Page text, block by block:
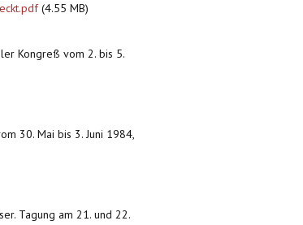
(4.55 MB)
Kongreß vom 2. bis 5.
30. Mai bis 3. Juni 1984,
Tagung am 21. und 22.